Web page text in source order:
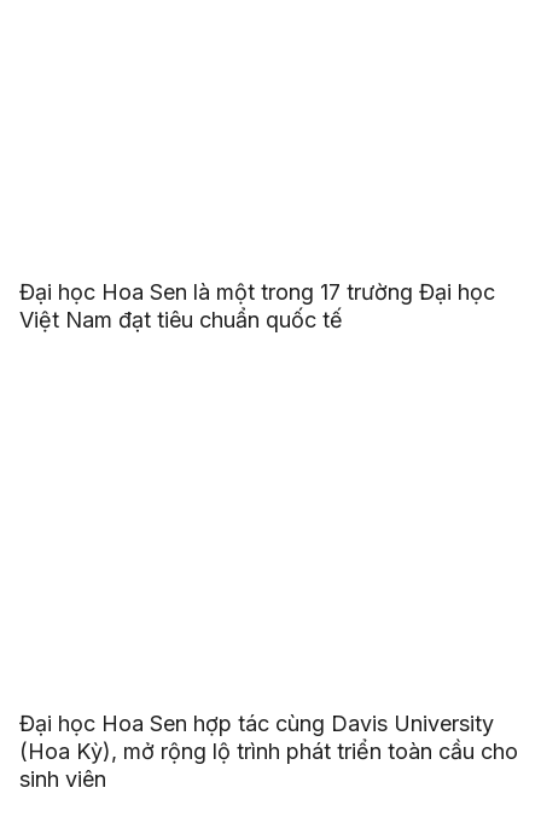
Đại học Hoa Sen là một trong 17 trường Đại học
Việt Nam đạt tiêu chuẩn quốc tế
Đại học Hoa Sen hợp tác cùng Davis University
(Hoa Kỳ), mở rộng lộ trình phát triển toàn cầu cho
sinh viên